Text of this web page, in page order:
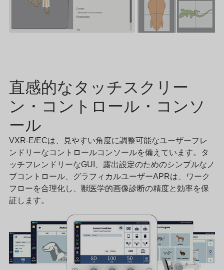
直感的なタッチスクリー
ン・コントロール・コンソ
ール
VXR-E/ECは、見やすい角度に調整可能なユーザーフレ
ンドリーなコントロールコンソールを備えています。タ
ッチフレンドリーなGUI、露出設定のためのシンプルなノ
ブコントロール、グラフィカルユーザーAPRは、ワーク
フローを合理化し、獣医学的画像診断の精度と効率を保
証します。